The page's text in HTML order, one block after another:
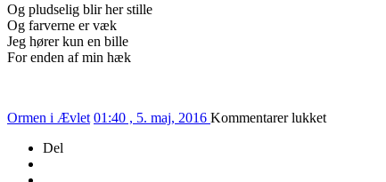
Og pludselig blir her stille
Og farverne er væk
Jeg hører kun en bille
For enden af min hæk
Ormen i Ævlet 01:40 , 5. maj, 2016 Kommentarer lukkettil
Del